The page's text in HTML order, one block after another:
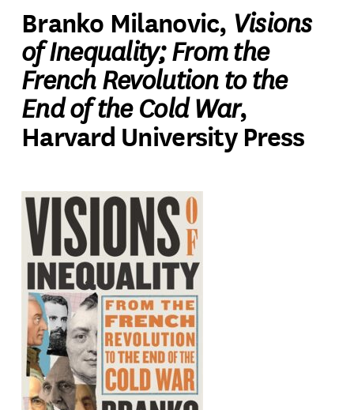
Branko Milanovic, Visions
of Inequality; From the
French Revolution to the
End of the Cold War,
Harvard University Press